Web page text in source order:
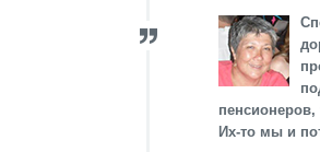
Их-то мы и